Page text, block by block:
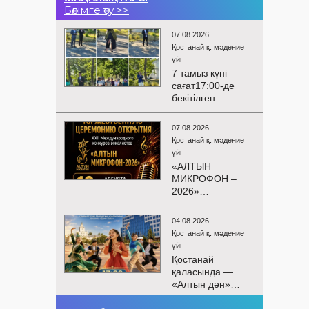
Бөлімге өту >>
07.08.2026
Қостанай қ. мәдениет
үйі
7 тамыз күні
сағат17:00-де
бекітілген
жоспарға және
KPI
көрсеткіштерін
орындау аясында
«Таза Қазақстан»
экологиялық
акциясына
арналған көшпелі
концерт
Меңдіқара
ауданының
Красная Пресня
ауылында
өткізілді
07.08.2026
Қостанай қ. мәдениет
үйі
«АЛТЫН
МИКРОФОН –
2026»
БАЙҚАУЫНЫҢ
САЛТАНАТТЫ
АШЫЛУЫ
Сіздерді
вокалистердің
«Алтын
микрофон –
2026» XXII
04.08.2026
Қостанай қ. мәдениет
үйі
Қостанай
қаласында —
«Алтын дән»
балалар